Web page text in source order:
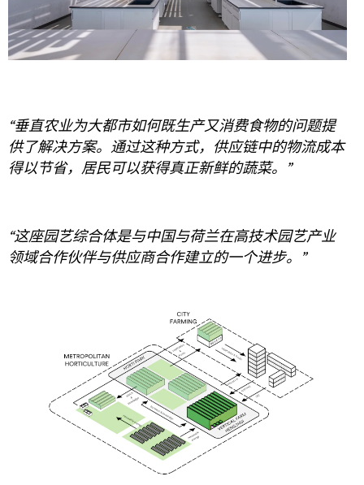
“垂直农业为大都市如何既生产又消费食物的问题提
供了解决方案。通过这种方式，供应链中的物流成本
得以节省，居民可以获得真正新鲜的蔬菜。”
“这座园艺综合体是与中国与荷兰在高技术园艺产业
领域合作伙伴与供应商合作建立的一个进步。”